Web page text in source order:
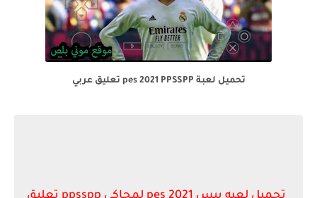
تحميل لعبة pes 2021 PPSSPP تعليق عربي